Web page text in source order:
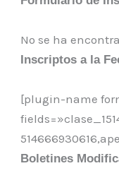
No se ha
Inscriptos a la
[plugin-name
Boletines